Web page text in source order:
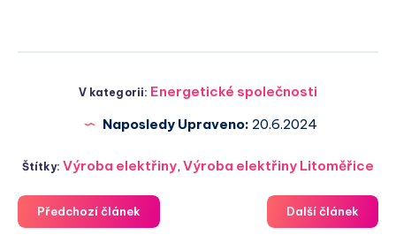
V kategorii: Energetické společnosti
Naposledy Upraveno: 20.6.2024
Štítky:Výroba elektřiny,Výroba elektřiny Litoměřice
Předchozí článek Další článek